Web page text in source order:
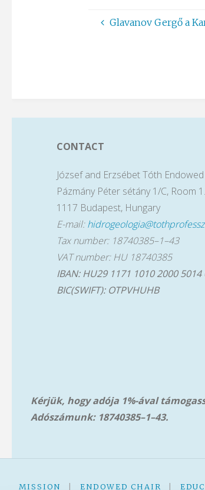
Glavanov Gergő a
CONTACT
József and Erzsébet Tóth
Pázmány Péter sétány 1/C, Room
1117 Budapest, Hungary
E-mail:
Tax number: 18740385–1–43
VAT number: HU 18740385
IBAN: HU29 1171 1010 2000 5014
BIC(SWIFT): OTPVHUHB
Kérjük, hogy adója 1%-ával
Adószámunk: 18740385–1–43.
MISSION ENDOWED CHAIR